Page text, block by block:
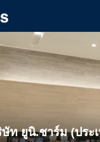
ท ยูนิ.ชาร์ม (ประ